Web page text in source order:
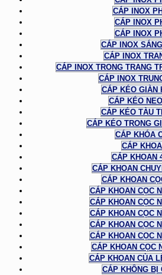
CÁP INOX
CÁP INOX
CÁP INOX
CÁP INOX
CÁP INOX
CÁP INOX TRONG TRANG
CÁP INOX
CÁP KÉO GIÀN
CÁP KÉO
CÁP KÉO TÀU
CÁP KÉO TRONG
CÁP KHÓA
CÁP
CÁP KHOAN
CÁP KHOAN
CÁP KHOAN
CÁP KHOAN CỌC
CÁP KHOAN CỌC
CÁP KHOAN CỌC
CÁP KHOAN CỌC
CÁP KHOAN CỌC
CÁP KHOAN CỌC
CÁP KHOAN CỦA
CÁP KHÔNG BỊ